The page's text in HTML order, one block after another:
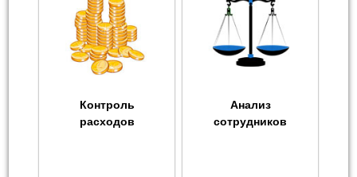
Контроль
расходов
Анализ
сотрудников